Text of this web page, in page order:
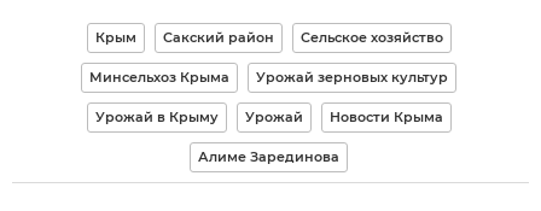
Крым Сакский район Сельское хозяйство
Минсельхоз Крыма Урожай зерновых культур
Урожай в Крыму Урожай Новости Крыма
Алиме Зарединова